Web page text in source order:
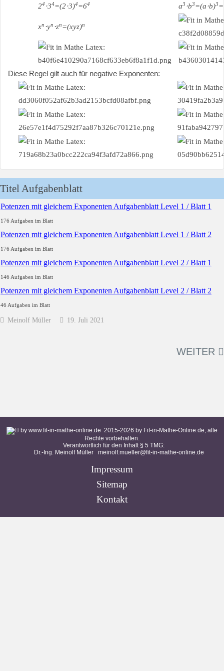
24⋅34=(2⋅3)4=64 a3 ⋅b3=(a⋅b)3
xn ⋅yn ⋅zn=(xyz)n
Diese Regel gilt auch für negative Exponenten:
Titel Aufgabenblatt
Potenzen mit gleichem Exponenten Aufgabenblatt Level 1 / Blatt 1
176 Aufgaben im Blatt
Potenzen mit gleichem Exponenten Aufgabenblatt Level 1 / Blatt 2
176 Aufgaben im Blatt
Potenzen mit gleichem Exponenten Aufgabenblatt Level 2 / Blatt 1
146 Aufgaben im Blatt
Potenzen mit gleichem Exponenten Aufgabenblatt Level 2 / Blatt 2
46 Aufgaben im Blatt
Meinolf Müller 19. Juli 2021
WEITER
2015-2026 by Fit-in-Mathe-Online.de, alle
Rechte vorbehalten.
Verantwortlich für den Inhalt § 5 TMG:
Dr.-Ing. Meinolf Müller meinolf.mueller@fit-in-mathe-online.de
Impressum
Sitemap
Kontakt